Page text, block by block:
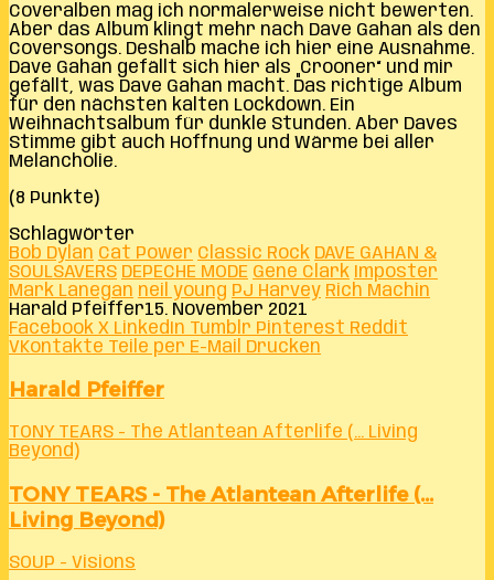
Coveralben mag ich normalerweise nicht bewerten.
Aber das Album klingt mehr nach Dave Gahan als den
Coversongs. Deshalb mache ich hier eine Ausnahme.
Dave Gahan gefällt sich hier als „Crooner“ und mir
gefällt, was Dave Gahan macht. Das richtige Album
für den nächsten kalten Lockdown. Ein
Weihnachtsalbum für dunkle Stunden. Aber Daves
Stimme gibt auch Hoffnung und Wärme bei aller
Melancholie.
(8 Punkte)
Schlagwörter
Bob Dylan Cat Power Classic Rock DAVE GAHAN &
SOULSAVERS DEPECHE MODE Gene Clark Imposter
Mark Lanegan neil young PJ Harvey Rich Machin
Harald Pfeiffer15. November 2021
Facebook X LinkedIn Tumblr Pinterest Reddit
VKontakte Teile per E-Mail Drucken
Harald Pfeiffer
TONY TEARS - The Atlantean Afterlife (​.​.​.​ Living
Beyond)
TONY TEARS - The Atlantean Afterlife (​.​.​.​
Living Beyond)
SOUP - Visions